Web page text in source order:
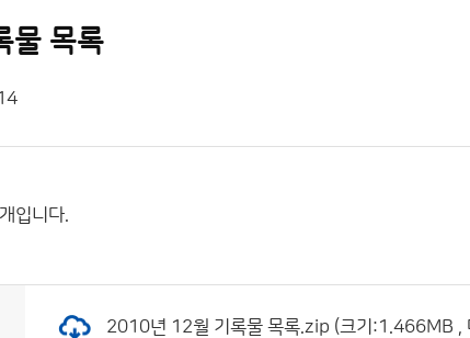
물 목록
입니다.
2010년 12월 기록물 목록.zip (크기:1.466MB ,